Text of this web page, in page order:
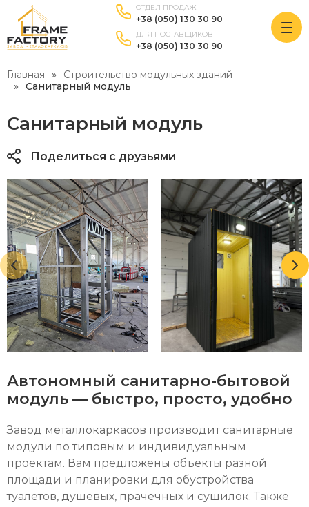
ОТДЕЛ ПРОДАЖ
+38 (050) 130 30 90
ДЛЯ ПОСТАВЩИКОВ
+38 (050) 130 30 90
Главная
Строительство модульных зданий
Санитарный модуль
Санитарный модуль
Поделиться с друзьями
Автономный санитарно-бытовой
модуль — быстро, просто, удобно
Завод металлокаркасов производит санитарные
модули по типовым и индивидуальным
проектам. Вам предложены объекты разной
площади и планировки для обустройства
туалетов, душевых, прачечных и сушилок. Также